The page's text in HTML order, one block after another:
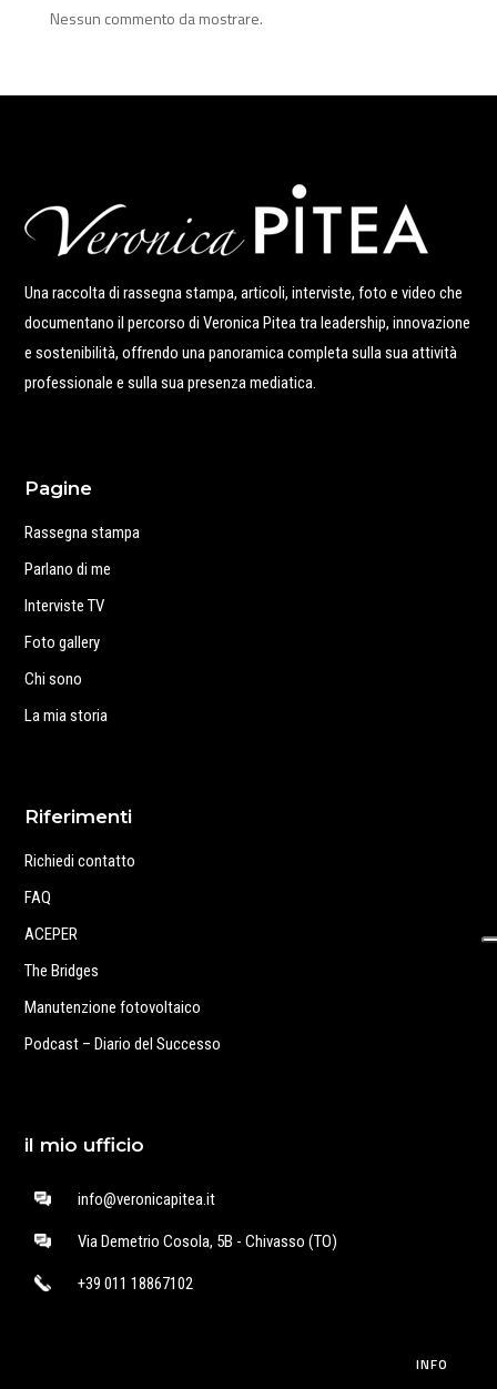
Nessun commento da mostrare.
Una raccolta di rassegna stampa, articoli, interviste, foto e video che
documentano il percorso di Veronica Pitea tra leadership, innovazione
e sostenibilità, offrendo una panoramica completa sulla sua attività
professionale e sulla sua presenza mediatica.
Pagine
Rassegna stampa
Parlano di me
Interviste TV
Foto gallery
Chi sono
La mia storia
Riferimenti
Richiedi contatto
FAQ
ACEPER
The Bridges
Manutenzione fotovoltaico
Podcast – Diario del Successo
il mio ufficio
info@veronicapitea.it
Via Demetrio Cosola, 5B - Chivasso (TO)
+39 011 18867102
INFO